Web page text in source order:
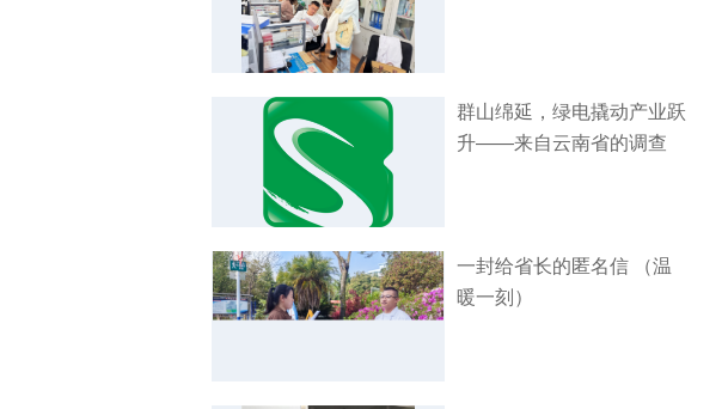
群山绵延，绿电撬动产业跃
升——来自云南省的调查
一封给省长的匿名信 （温
暖一刻）